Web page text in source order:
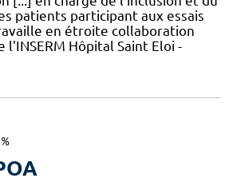
patients participant aux essais
en étroite collaboration
l'INSERM Hôpital Saint Eloi -